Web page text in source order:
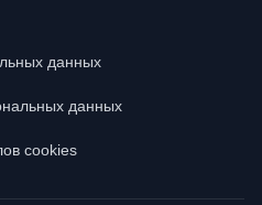
данных
данных
cookies